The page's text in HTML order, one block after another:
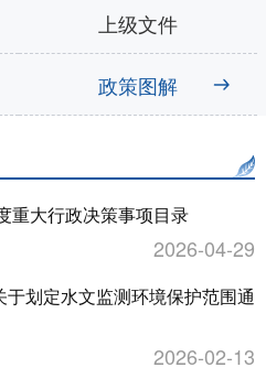
上级文件
政策图解
重大行政决策事项目录
2026-04-29
划定水文监测环境保护范围通
2026-02-13